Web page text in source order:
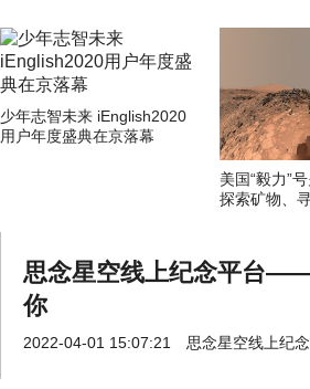
少年志智未来 iEnglish2020
用户年度盛典在京落幕
美国“毅力”
探索矿物、
思念星空线上纪念平台
你
2022-04-01 15:07:21 思念星空线上纪